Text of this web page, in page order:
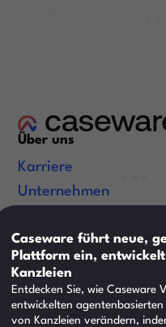
Über uns
Karriere
Unternehmen
Nützliche Links
Ressourcen
Trainings
Caseware führt neue,
Plattform ein,
Kanzleien
Entdecken Sie, wie Caseware
entwickelten
von Kanzleien verändern,